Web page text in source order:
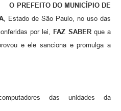
MUNICÍPIO DE
, Estado de São Paulo, no uso das
por lei, FAZ SABERque a
e ele sanciona e promulga a
das unidades da